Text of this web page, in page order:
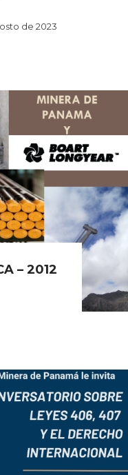
de 2023
– 2012